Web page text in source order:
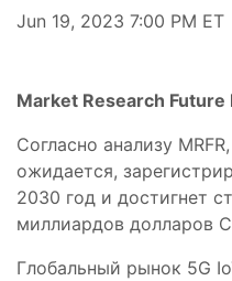
Jun 19, 2023 7:00 PM ET
Market Research Future
Согласно анализу
ожидается,
2030 год и достигнет
миллиардов долларов
Глобальный рынок 5G